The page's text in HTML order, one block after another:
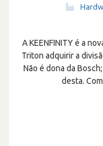
A KEENFINITY é a
Triton adquirir a
Não é dona da
desta.